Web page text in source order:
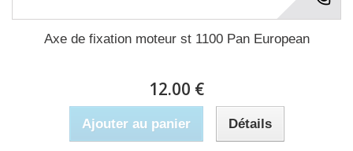
Axe de fixation moteur st 1100 Pan European
12.00 €
Ajouter au panier Détails